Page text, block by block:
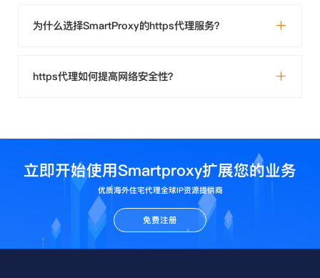
为什么选择SmartProxy的https代理服务？
https代理如何提高网络安全性？
立即开始使用Smartproxy扩展您的业务
优质海外住宅代理全球IP资源提供商
免费注册